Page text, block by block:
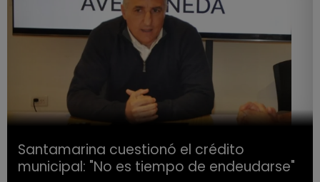
Santamarina cuestionó el crédito
municipal: "No es tiempo de endeudarse"